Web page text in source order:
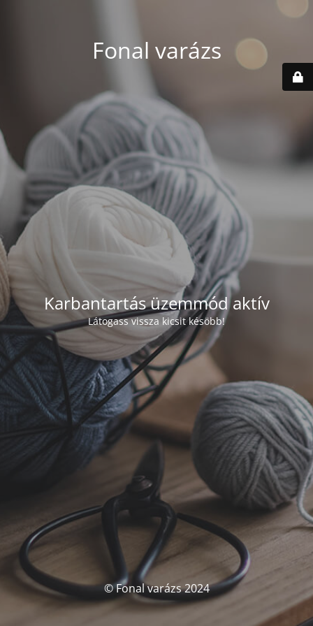
Fonal varázs
Karbantartás üzemmód aktív
Látogass vissza kicsit késöbb!
© Fonal varázs 2024